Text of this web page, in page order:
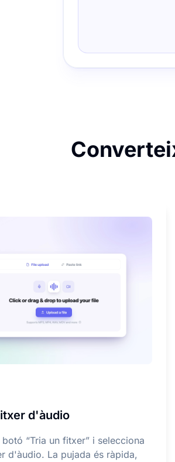
d'àudio
botó “Tria un fitxer” i selecciona
d'àudio. La pujada és ràpida,